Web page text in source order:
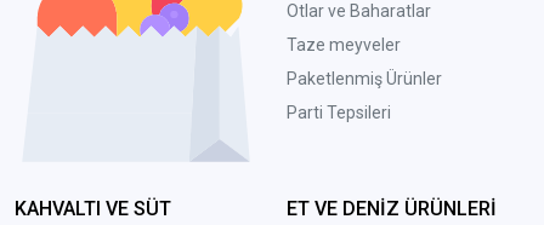
Otlar ve Baharatlar
Taze meyveler
Paketlenmiş Ürünler
Parti Tepsileri
KAHVALTI VE SÜT
ET VE DENİZ ÜRÜNLERİ